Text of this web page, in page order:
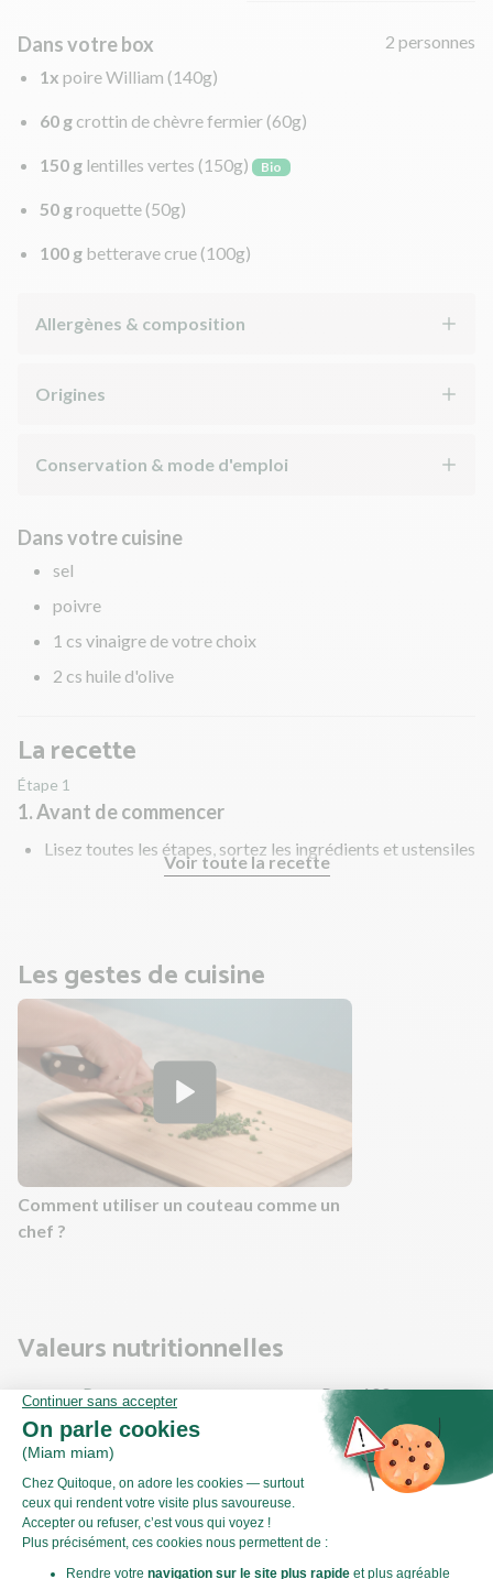
Dans votre box
2 personnes
1x poire William (140g)
60 g crottin de chèvre fermier (60g)
150 g lentilles vertes (150g) Bio
50 groquette (50g)
100 g betterave crue (100g)
Allergènes & composition
Origines
Conservation & mode d'emploi
Dans votre cuisine
sel
poivre
1 cs vinaigre de votre choix
2 cs huile d'olive
La recette
Étape 1
1. Avant de commencer
Lisez toutes les étapes, sortez les ingrédients et ustensiles
nécessaires et rincez les fruits et légumes !
Voir toute la recette
Les gestes de cuisine
Comment utiliser un couteau comme un
chef ?
Valeurs nutritionnelles
Par personne Pour 100g
Énergie (kJ) 649kJ
Énergie (kCal)
Matières grasses